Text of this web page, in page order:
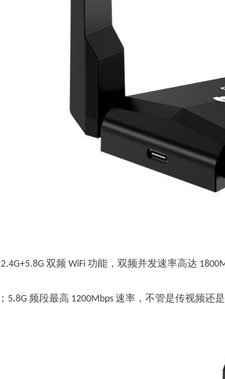
双频 WiFi 功能，双频并发速率高达
5.8G 频段最高 1200Mbps 速率， 不管是传视频还是